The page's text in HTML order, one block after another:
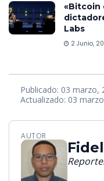
«Bitcoin
Labs
2 Junio,
Publicado: 03 marzo,
Actualizado: 03
AUTOR